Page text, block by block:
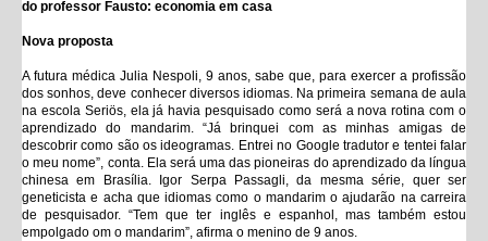
do professor Fausto: economia em casa
Nova proposta
A futura médica Julia Nespoli, 9 anos, sabe que, para exercer a profissão
dos sonhos, deve conhecer diversos idiomas. Na primeira semana de aula
na escola Seriös, ela já havia pesquisado como será a nova rotina com o
aprendizado do mandarim. “Já brinquei com as minhas amigas de
descobrir como são os ideogramas. Entrei no Google tradutor e tentei falar
o meu nome”, conta. Ela será uma das pioneiras do aprendizado da língua
chinesa em Brasília. Igor Serpa Passagli, da mesma série, quer ser
geneticista e acha que idiomas como o mandarim o ajudarão na carreira
de pesquisador. “Tem que ter inglês e espanhol, mas também estou
empolgado om o mandarim”, afirma o menino de 9 anos.